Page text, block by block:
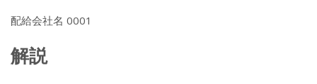
配給会社名 0001
解説